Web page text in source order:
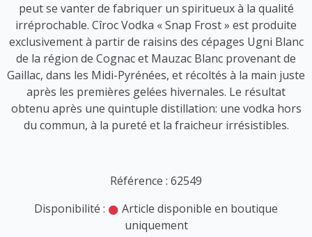
peut se vanter de fabriquer un spiritueux à la qualité
irréprochable. Cîroc Vodka « Snap Frost » est produite
exclusivement à partir de raisins des cépages Ugni Blanc
de la région de Cognac et Mauzac Blanc provenant de
Gaillac, dans les Midi-Pyrénées, et récoltés à la main juste
après les premières gelées hivernales. Le résultat
obtenu après une quintuple distillation: une vodka hors
du commun, à la pureté et la fraicheur irrésistibles.
Référence : 62549
Disponibilité :
Article disponible en boutique
uniquement